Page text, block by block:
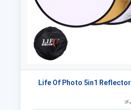
رفلکتور پنج کاره لایف Life Of Photo 5in1 Reflector